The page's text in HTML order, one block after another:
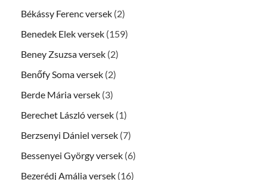
Békássy Ferenc versek (2)
Benedek Elek versek (159)
Beney Zsuzsa versek (2)
Benőfy Soma versek (2)
Berde Mária versek (3)
Berechet László versek (1)
Berzsenyi Dániel versek (7)
Bessenyei György versek (6)
Bezerédj Amália versek (16)